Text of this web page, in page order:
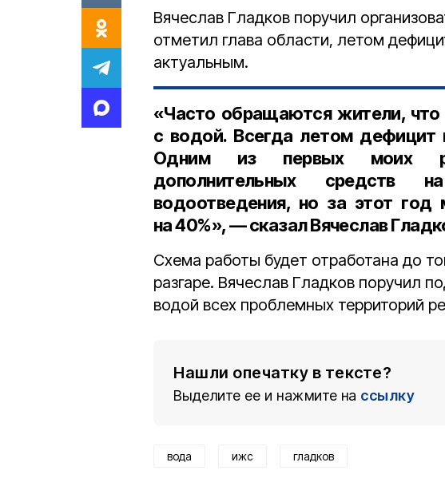
Вячеслав Гладков поручил
отметил глава области, летом
актуальным.
«Часто обращаются жители,
с водой. Всегда летом дефицит
Одним из первых моих
дополнительных средств
водоотведения, но за этот
на 40%», — сказал Вячеслав
Схема работы будет отработана до
разгаре. Вячеслав Гладков поручил
водой всех проблемных территорий
Нашли опечатку в тексте?
Выделите ее и нажмите на ссылку
вода ижс гладков